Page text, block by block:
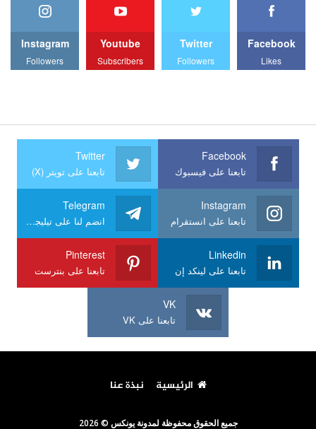
Facebook
Likes
Twitter
Followers
Youtube
Subscribers
Instagram
Followers
Facebook
تابعنا على فيسبوك
Twitter
تابعنا على تويتر (X)
Instagram
تابعنا على انستقرام
Telegram
انضم لنا على تيليجرام
Linkedin
تابعنا على لينكد إن
Pinterest
تابعنا على بنترست
VK
تابعنا على VK
الرئيسية نبذة عنا
جميع الحقوق محفوظة لمدونة يونكس © 2026